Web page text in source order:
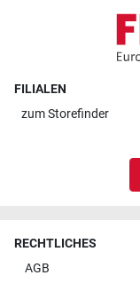
FILIALEN
zumStorefinder
RECHTLICHES
AGB